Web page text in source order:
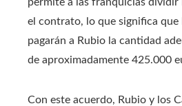
el contrato, lo que significa que
pagarán a Rubio la cantidad
de aproximadamente 425.000
Con este acuerdo, Rubio y los